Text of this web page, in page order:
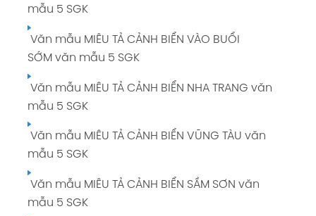
mẫu 5 SGK
Văn mẫu MIÊU TẢ CẢNH BIỂN VÀO BUỔI
SỚM văn mẫu 5 SGK
Văn mẫu MIÊU TẢ CẢNH BIỂN NHA TRANG văn
mẫu 5 SGK
Văn mẫu MIÊU TẢ CẢNH BIỂN VŨNG TÀU văn
mẫu 5 SGK
Văn mẫu MIÊU TẢ CẢNH BIỂN SẦM SƠN văn
mẫu 5 SGK